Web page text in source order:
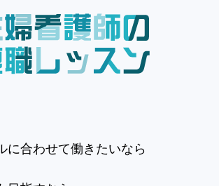
に合わせて働きたいなら